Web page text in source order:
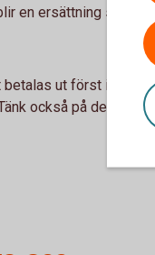
en ersättning som
ut först i slutet
också på den